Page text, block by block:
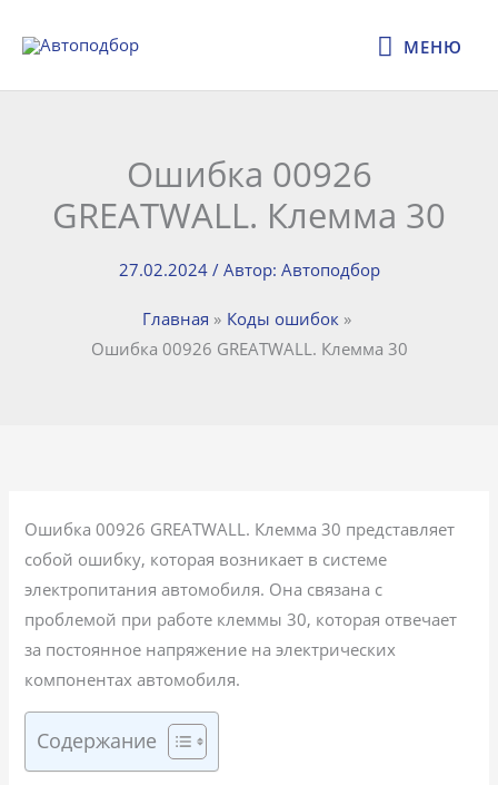
МЕНЮ
МЕНЮ
Ошибка 00926
GREATWALL. Клемма 30
27.02.2024 / Автор: Автоподбор
Главная
Коды ошибок
Ошибка 00926 GREATWALL. Клемма 30
Ошибка 00926 GREATWALL. Клемма 30 представляет
собой ошибку, которая возникает в системе
электропитания автомобиля. Она связана с
проблемой при работе клеммы 30, которая отвечает
за постоянное напряжение на электрических
компонентах автомобиля.
Содержание